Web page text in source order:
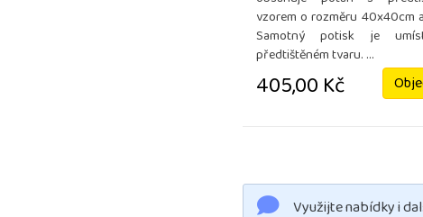
vzorem o rozměru 40x40cm
Samotný potisk je
předtištěném tvaru. ...
405,00 Kč
Využijte nabídky i